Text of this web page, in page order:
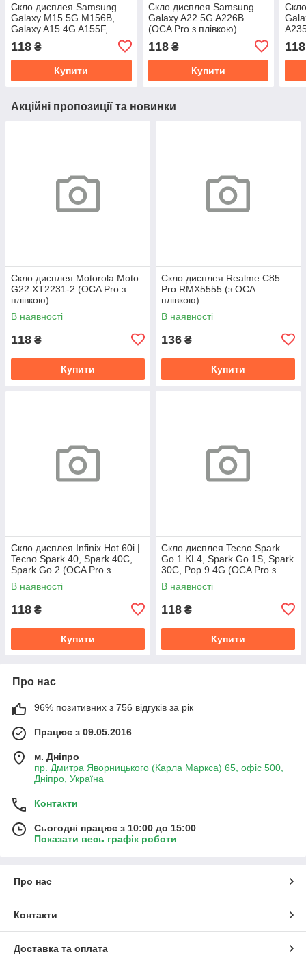
Скло дисплея Samsung
Galaxy M15 5G M156B,
Galaxy A15 4G A155F,
Galaxy A15 5G A156 (OCA
Pro з плівкою)
118 ₴
Купити
Скло дисплея Samsung
Galaxy A22 5G A226B
(OCA Pro з плівкою)
118₴
Купити
118
Акційні пропозиції та новинки
Скло дисплея Motorola Moto
G22 XT2231-2 (OCA Pro з
плівкою)
В наявності
118 ₴
Купити
Скло дисплея Realme C85
Pro RMX5555 (з OCA
плівкою)
В наявності
136 ₴
Купити
Скло дисплея Infinix Hot 60i |
Tecno Spark 40, Spark 40C,
Spark Go 2 (OCA Pro з
плівкою)
В наявності
118 ₴
Купити
Скло дисплея Tecno Spark
Go 1 KL4, Spark Go 1S, Spark
30C, Pop 9 4G (OCA Pro з
плівкою)
В наявності
118 ₴
Купити
Про нас
96% позитивних з 756 відгуків за рік
Працює з 09.05.2016
м. Дніпро
пр. Дмитра Яворницького (Карла Маркса) 65, офіс 500,
Дніпро, Україна
Контакти
Сьогодні працює з 10:00 до 15:00
Показати весь графік роботи
Про нас
Контакти
Доставка та оплата